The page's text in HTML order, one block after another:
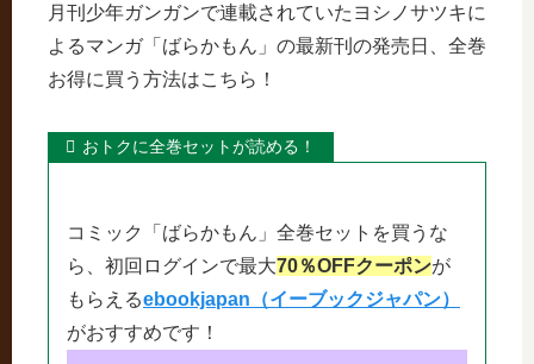
月刊少年ガンガンで連載されていたヨシノサツキに
よるマンガ「ばらかもん」の最新刊の発売日、全巻
お得に買う方法はこちら！
おトクに全巻セットが読める！
コミック「ばらかもん」全巻セットを買うな
ら、初回ログインで最大70％OFFクーポンが
もらえるebookjapan（イーブックジャパン）
がおすすめです！